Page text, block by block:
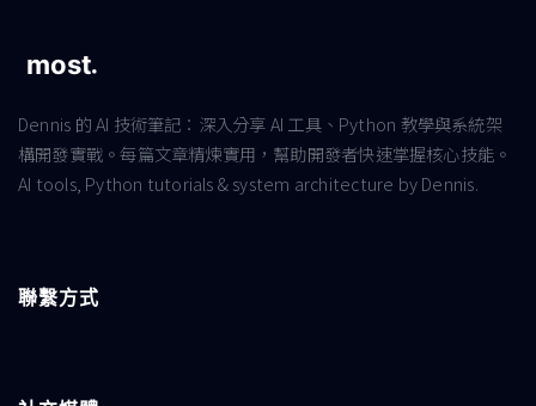
Dennis 的 AI 技術筆記：深入分享 AI 工具、Python 教學與系統架
構開發實戰。每篇文章精煉實用，幫助開發者快速掌握核心技能。
AI tools, Python tutorials & system architecture by Dennis.
聯繫方式